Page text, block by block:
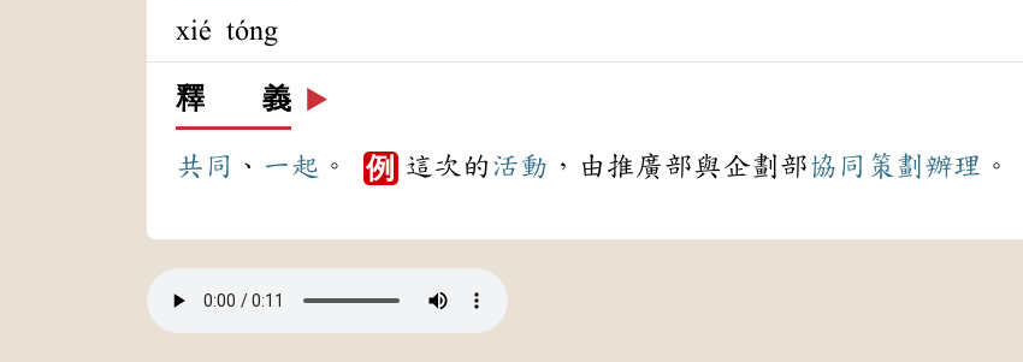
xié tóng
釋 義 ▶️
共同 、 一起 。 例 這次的 活動 ，由推廣部與企劃部協同 策劃辦理 。